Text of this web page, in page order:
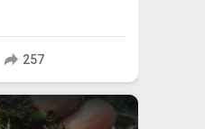
257